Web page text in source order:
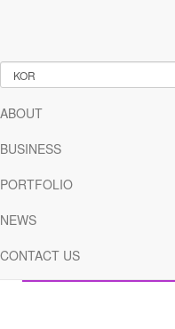
ABOUT
BUSINESS
PORTFOLIO
NEWS
CONTACT US
등록일
사업내용